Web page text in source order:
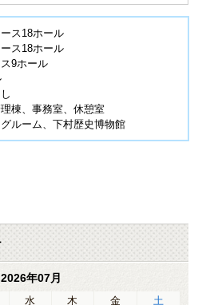
ス18ホール
ス18ホール
9ホール
棟、事務室、休憩室
ルーム、下村歴史博物館
2026年07月
水 木 金
土